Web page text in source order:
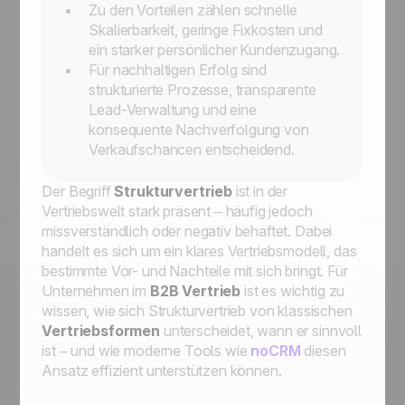
Zu den Vorteilen zählen schnelle
Skalierbarkeit, geringe Fixkosten und
ein starker persönlicher Kundenzugang.
Für nachhaltigen Erfolg sind
strukturierte Prozesse, transparente
Lead-Verwaltung und eine
konsequente Nachverfolgung von
Verkaufschancen entscheidend.
Der BegriffStrukturvertriebist in der
Vertriebswelt stark präsent – häufig jedoch
missverständlich oder negativ behaftet. Dabei
handelt es sich um ein klares Vertriebsmodell, das
bestimmte Vor- und Nachteile mit sich bringt. Für
Unternehmen im B2B Vertrieb ist es wichtig zu
wissen, wie sich Strukturvertrieb von klassischen
Vertriebsformen unterscheidet, wann er sinnvoll
ist – und wie moderne Tools wie noCRM diesen
Ansatz effizient unterstützen können.